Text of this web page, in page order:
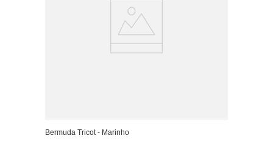
Bermuda Tricot - Marinho